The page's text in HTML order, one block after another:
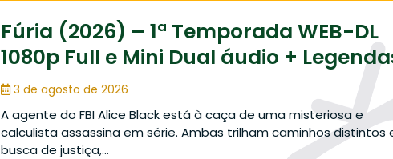
Fúria (2026) – 1ª Temporada WEB-DL
1080p Full e Mini Dual áudio +
3 de agosto de 2026
A agente do FBI Alice Black está à caça de uma misteriosa e
calculista assassina em série. Ambas trilham caminhos distintos
busca de justiça,…